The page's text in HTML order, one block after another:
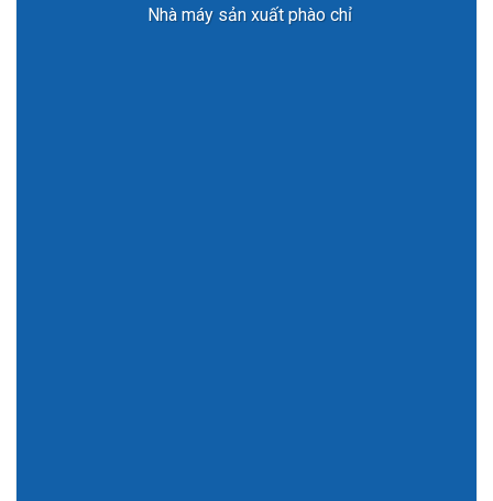
Nhà máy sản xuất phào chỉ